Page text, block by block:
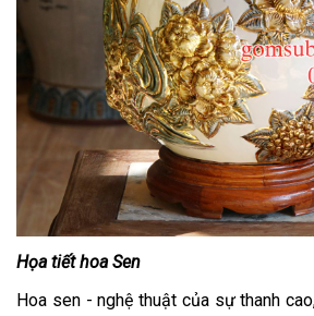
Họa tiết hoa Sen
Hoa sen - nghệ thuật của sự thanh